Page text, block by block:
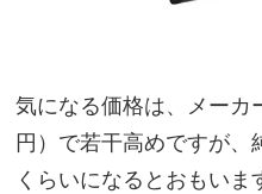
気になる価格は、メーカ
円）で若干高めですが、
くらいになるとおもいま